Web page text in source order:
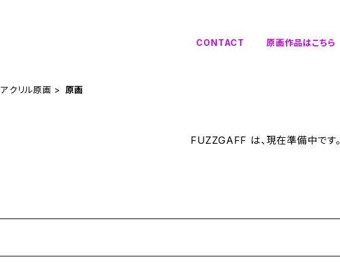
CONTACT 原画作品はこちら
アクリル原画 原画
FUZZGAFF は、現在準備中です。